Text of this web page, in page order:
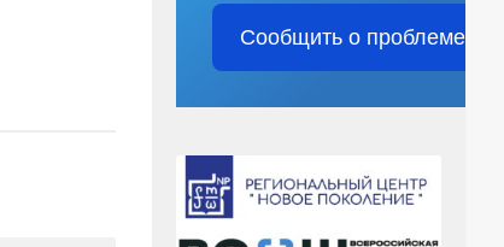
Сообщить о проблеме